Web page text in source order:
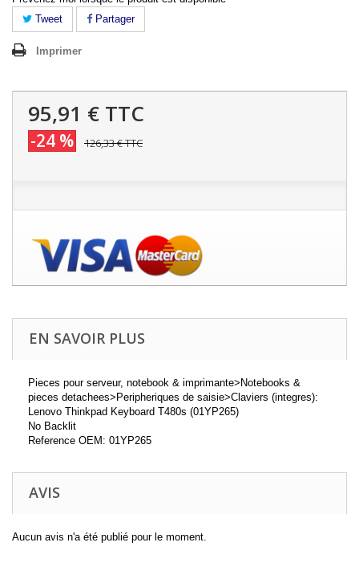
Tweet
Partager
Imprimer
95,91 € TTC
-24 % 126,33 €TTC
EN SAVOIR PLUS
Pieces pour serveur, notebook & imprimante>Notebooks &
pieces detachees>Peripheriques de saisie>Claviers (integres):
Lenovo Thinkpad Keyboard T480s (01YP265)
No Backlit
Reference OEM: 01YP265
AVIS
Aucun avis n'a été publié pour le moment.